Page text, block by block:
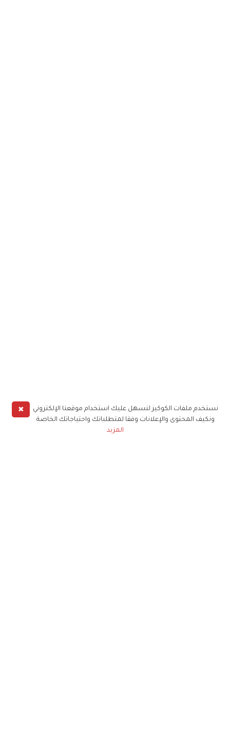
✖
نستخدم ملفات الكوكيز لنسهل عليك استخدام موقعنا الإلكتروني
ونكيف المحتوى والإعلانات وفقا لمتطلباتك واحتياجاتك الخاصة
المزيد